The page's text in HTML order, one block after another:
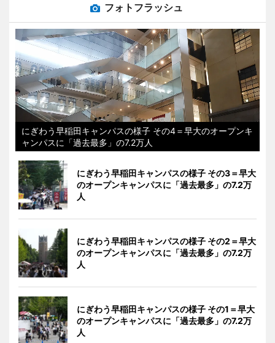
フォトフラッシュ
にぎわう早稲田キャンパスの様子 その4＝早大のオープンキ
ャンパスに「過去最多」の7.2万人
にぎわう早稲田キャンパスの様子 その3＝早大
のオープンキャンパスに「過去最多」の7.2万
人
にぎわう早稲田キャンパスの様子 その2＝早大
のオープンキャンパスに「過去最多」の7.2万
人
にぎわう早稲田キャンパスの様子 その1＝早大
のオープンキャンパスに「過去最多」の7.2万
人